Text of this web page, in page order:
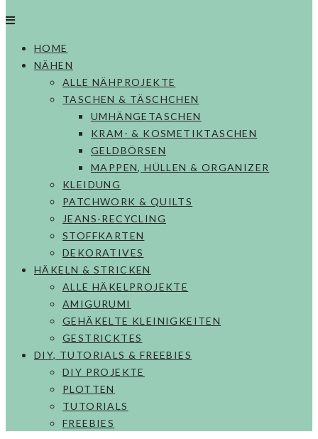
HOME
NÄHEN
ALLE NÄHPROJEKTE
TASCHEN & TÄSCHCHEN
UMHÄNGETASCHEN
KRAM- & KOSMETIKTASCHEN
GELDBÖRSEN
MAPPEN, HÜLLEN & ORGANIZER
KLEIDUNG
PATCHWORK & QUILTS
JEANS-RECYCLING
STOFFKARTEN
DEKORATIVES
HÄKELN & STRICKEN
ALLE HÄKELPROJEKTE
AMIGURUMI
GEHÄKELTE KLEINIGKEITEN
GESTRICKTES
DIY, TUTORIALS & FREEBIES
DIY PROJEKTE
PLOTTEN
TUTORIALS
FREEBIES